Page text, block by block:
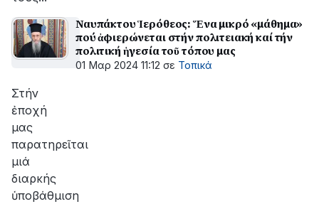
Ναυπάκτου Ἱερόθεος: Ἕνα μικρό «μάθημα»
πού ἀφιερώνεται στήν πολιτειακή καί τήν
πολιτική ἡγεσία τοῦ τόπου μας
01 Μαρ 2024 11:12 σε Τοπικά
Στήν
ἐποχή
μας
παρατηρεῖται
μιά
διαρκής
ὑποβάθμιση